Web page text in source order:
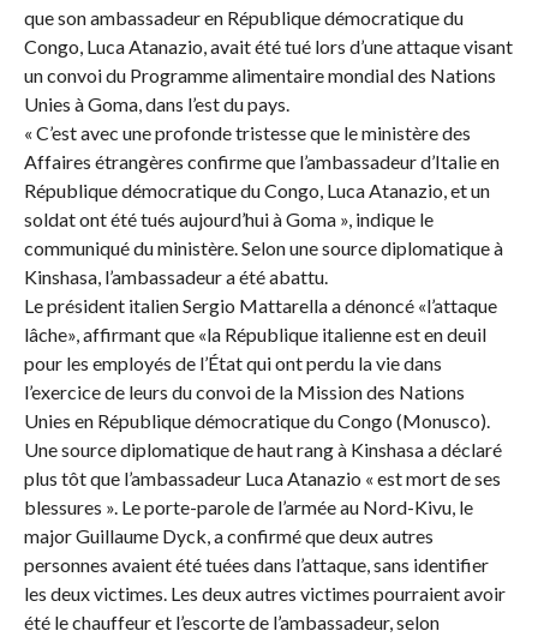
que son ambassadeur en République démocratique du
Congo, Luca Atanazio, avait été tué lors d’une attaque visant
un convoi du Programme alimentaire mondial des Nations
Unies à Goma, dans l’est du pays.
« C’est avec une profonde tristesse que le ministère des
Affaires étrangères confirme que l’ambassadeur d’Italie en
République démocratique du Congo, Luca Atanazio, et un
soldat ont été tués aujourd’hui à Goma », indique le
communiqué du ministère. Selon une source diplomatique à
Kinshasa, l’ambassadeur a été abattu.
Le président italien Sergio Mattarella a dénoncé «l’attaque
lâche», affirmant que «la République italienne est en deuil
pour les employés de l’État qui ont perdu la vie dans
l’exercice de leurs du convoi de la Mission des Nations
Unies en République démocratique du Congo (Monusco).
Une source diplomatique de haut rang à Kinshasa a déclaré
plus tôt que l’ambassadeur Luca Atanazio « est mort de ses
blessures ». Le porte-parole de l’armée au Nord-Kivu, le
major Guillaume Dyck, a confirmé que deux autres
personnes avaient été tuées dans l’attaque, sans identifier
les deux victimes. Les deux autres victimes pourraient avoir
été le chauffeur et l’escorte de l’ambassadeur, selon